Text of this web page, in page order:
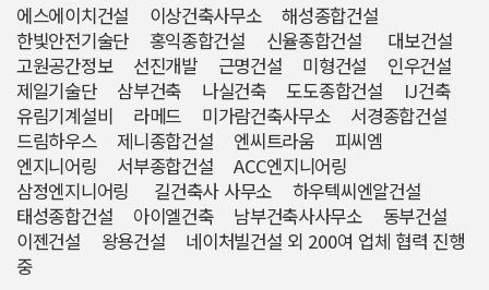
에스에이치건설 이상건축사무소 해성종합건설
한빛안전기술단 홍익종합건설 신율종합건설 대보건설
고원공간정보 선진개발 근명건설 미형건설 인우건설
제일기술단 삼부건축 나실건축 도도종합건설 IJ건축
유림기계설비 라메드 미가람건축사무소 서경종합건설
드림하우스 제니종합건설 엔씨트라움 피씨엠
엔지니어링 서부종합건설 ACC엔지니어링
삼정엔지니어링 길건축사 사무소 하우텍씨엔알건설
태성종합건설 아이엘건축 남부건축사사무소 동부건설
이젠건설 왕용건설 네이처빌건설 외 200여 업체 협력 진행
중